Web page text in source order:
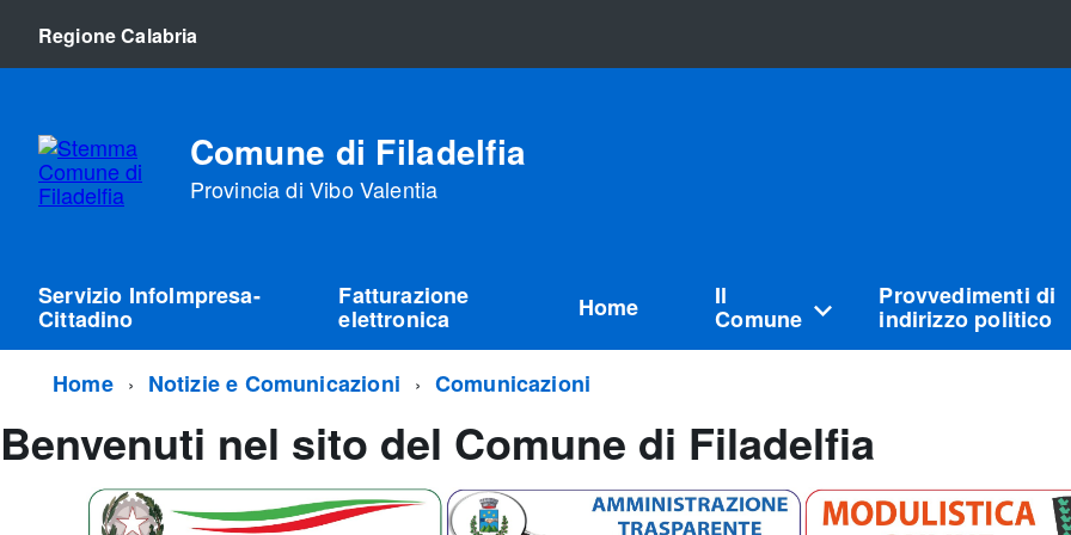
Regione Calabria
Comune di Filadelfia
Provincia di Vibo Valentia
Servizio InfoImpresa-
Cittadino
Fatturazione
elettronica Home Il
Comune
Provvedimenti di
indirizzo politico
Home Notizie e Comunicazioni Comunicazioni
Benvenuti nel sito del Comune di Filadelfia